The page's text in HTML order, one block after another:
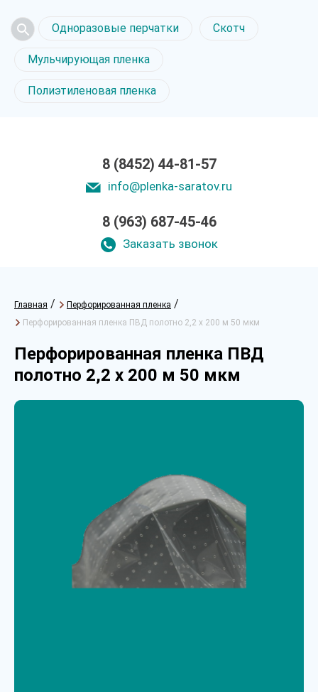
Одноразовые перчатки Скотч
Мульчирующая пленка
Полиэтиленовая пленка
8 (8452) 44-81-57
info@plenka-saratov.ru
8 (963) 687-45-46
Заказать звонок
Главная / Перфорированная пленка /
Перфорированная пленка ПВД полотно 2,2 х 200 м 50 мкм
Перфорированная пленка ПВД
полотно 2,2 х 200 м 50 мкм